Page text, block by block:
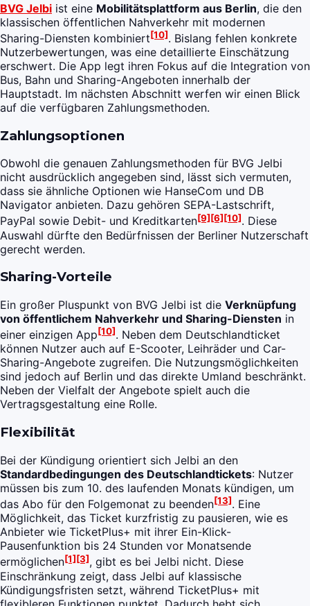
BVG Jelbi ist eine Mobilitätsplattform aus Berlin, die den
klassischen öffentlichen Nahverkehr mit modernen
Sharing-Diensten kombiniert[10]. Bislang fehlen konkrete
Nutzerbewertungen, was eine detaillierte Einschätzung
erschwert. Die App legt ihren Fokus auf die Integration von
Bus, Bahn und Sharing-Angeboten innerhalb der
Hauptstadt. Im nächsten Abschnitt werfen wir einen Blick
auf die verfügbaren Zahlungsmethoden.
Zahlungsoptionen
Obwohl die genauen Zahlungsmethoden für BVG Jelbi
nicht ausdrücklich angegeben sind, lässt sich vermuten,
dass sie ähnliche Optionen wie HanseCom und DB
Navigator anbieten. Dazu gehören SEPA-Lastschrift,
PayPal sowie Debit- und Kreditkarten[9][6][10]. Diese
Auswahl dürfte den Bedürfnissen der Berliner Nutzerschaft
gerecht werden.
Sharing-Vorteile
Ein großer Pluspunkt von BVG Jelbi ist die Verknüpfung
von öffentlichem Nahverkehr und Sharing-Diensten in
einer einzigen App[10]. Neben dem Deutschlandticket
können Nutzer auch auf E-Scooter, Leihräder und Car-
Sharing-Angebote zugreifen. Die Nutzungsmöglichkeiten
sind jedoch auf Berlin und das direkte Umland beschränkt.
Neben der Vielfalt der Angebote spielt auch die
Vertragsgestaltung eine Rolle.
Flexibilität
Bei der Kündigung orientiert sich Jelbi an den
Standardbedingungen des Deutschlandtickets: Nutzer
müssen bis zum 10. des laufenden Monats kündigen, um
das Abo für den Folgemonat zu beenden[13]. Eine
Möglichkeit, das Ticket kurzfristig zu pausieren, wie es
Anbieter wie TicketPlus+ mit ihrer Ein-Klick-
Pausenfunktion bis 24 Stunden vor Monatsende
ermöglichen[1][3], gibt es bei Jelbi nicht. Diese
Einschränkung zeigt, dass Jelbi auf klassische
Kündigungsfristen setzt, während TicketPlus+ mit